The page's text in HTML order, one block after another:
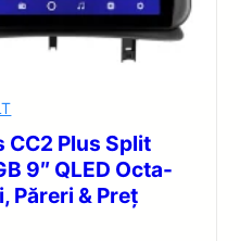
CC2 Plus Split
9″ QLED Octa-
Păreri & Preț